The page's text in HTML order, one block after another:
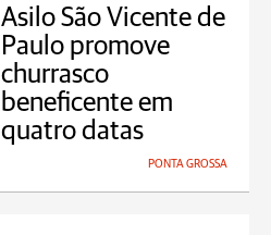
Asilo São Vicente de
Paulo promove
churrasco
beneficente em
quatro datas
PONTA GROSSA